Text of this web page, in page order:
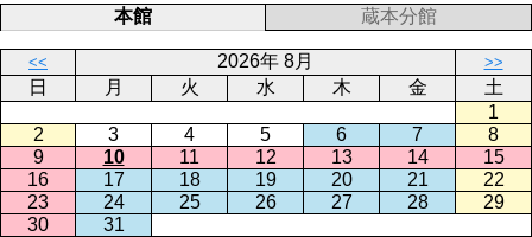
本館 蔵本分館
<< 2026年 8月 >>
日 月 火 水 木 金
土
1
2
3 4 5 6 7
8
9
10 11 12 13 14
15
16
17 18 19 20 21
22
23
24 25 26 27 28
29
30
31